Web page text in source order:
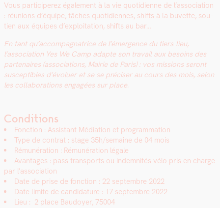
Vous par­ticiperez égale­ment à la vie quo­ti­di­enne de l’association
: réu­nions d’équipe, tâch­es quo­ti­di­ennes, shifts à la buvette, sou­
tien aux équipes d’exploitation, shifts au bar…
En tant qu’accompagnatrice de l’émergence du tiers-lieu,
l’association Yes We Camp adapte son tra­vail aux besoins des
parte­naires (asso­ci­a­tions, Mairie de Paris) : vos mis­sions seront
sus­cep­ti­bles d’évoluer et se se pré­cis­er au cours des mois, selon
les col­lab­o­ra­tions engagées sur place.
Conditions
Fonc­tion : Assis­tant Médi­a­tion et pro­gram­ma­tion
Type de con­trat : stage 35h/semaine de 04 mois
Rémunéra­tion : Rémunéra­tion légale
Avan­tages : pass trans­ports ou indem­nités vélo pris en charge
par l’association
Date de prise de fonc­tion : 22 sep­tem­bre 2022
Date lim­ite de can­di­da­ture : 17 sep­tem­bre 2022
Lieu : 2 place Bau­doy­er, 75004